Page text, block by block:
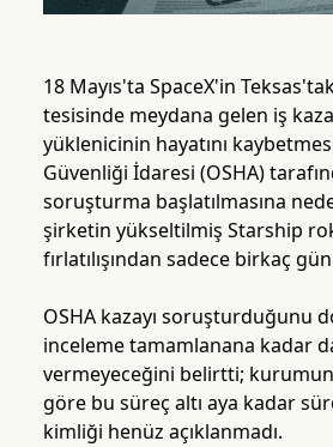
18 Mayıs'ta SpaceX'in
tesisinde meydana gelen iş
yüklenicinin hayatını
Güvenliği İdaresi (OSHA)
soruşturma başlatılmasına
şirketin yükseltilmiş Starship
fırlatılışından sadece birkaç
OSHA kazayı soruşturduğunu
inceleme tamamlanana kadar
vermeyeceğini belirtti; kurumun
göre bu süreç altı aya kadar
kimliği henüz açıklanmadı.